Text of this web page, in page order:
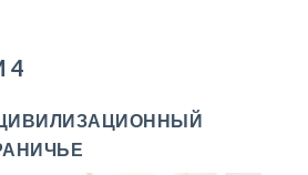
4
ЦИВИЛИЗАЦИОННЫЙ